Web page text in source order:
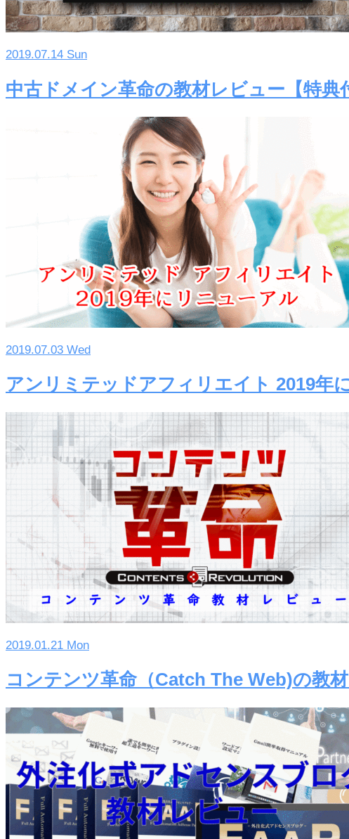
2019.07.14 Sun
中古ドメイン革命の教材レビュー【特典
2019.07.03 Wed
アンリミテッドアフィリエイト 2019年
2019.01.21 Mon
コンテンツ革命（Catch The Web)の教